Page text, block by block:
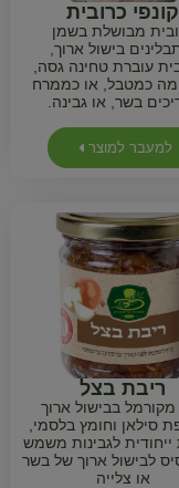
קונפי כרובית
מבושלת בשמן
בישול ארוך,
עוברת טחינה גסה,
כמטבל, או כממרח
בשר, או גבינה.
למעבר למוצר
ריבת בצל
בבישול ארוך
סילאן וחומץ בלסמי,
לגבינות משמש
לבישול ארוך של בשר
או צלייה